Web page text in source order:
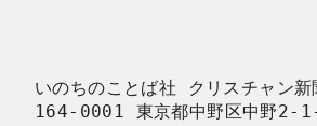
いのちのことば社 クリスチャン新
164-0001 東京都中野区中野2-